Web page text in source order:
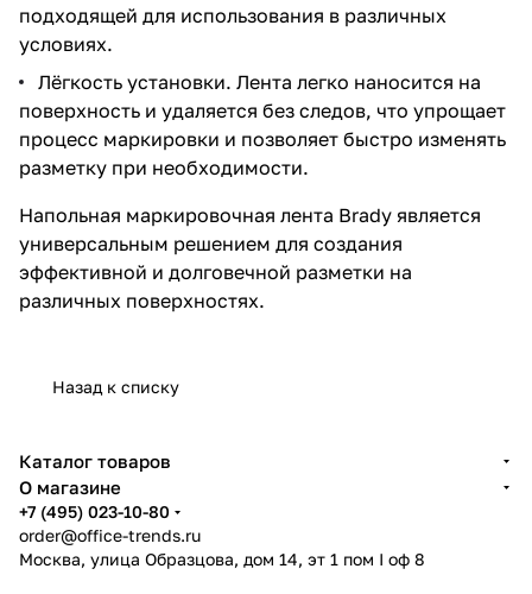
подходящей для использования в различных
условиях.
Лёгкость установки. Лента легко наносится на
поверхность и удаляется без следов, что упрощает
процесс маркировки и позволяет быстро изменять
разметку при необходимости.
Напольная маркировочная лента Brady является
универсальным решением для создания
эффективной и долговечной разметки на
различных поверхностях.
Назад к списку
Каталог товаров
О магазине
+7 (495) 023-10-80
order@office-trends.ru
Москва, улица Образцова, дом 14, эт 1 пом I оф 8